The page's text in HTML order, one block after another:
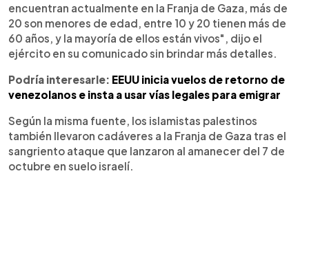
encuentran actualmente en la Franja de Gaza, más de
20 son menores de edad, entre 10 y 20 tienen más de
60 años, y la mayoría de ellos están vivos", dijo el
ejército en su comunicado sin brindar más detalles.
Podría interesarle: EEUU inicia vuelos de retorno de
venezolanos e insta a usar vías legales para emigrar
Según la misma fuente, los islamistas palestinos
también llevaron cadáveres a la Franja de Gaza tras el
sangriento ataque que lanzaron al amanecer del 7 de
octubre en suelo israelí.